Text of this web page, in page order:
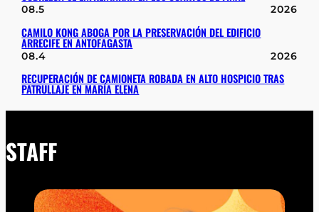
08.5 2026
CAMILO KONG ABOGA POR LA PRESERVACIÓN DEL EDIFICIO
ARRECIFE EN ANTOFAGASTA
08.4 2026
RECUPERACIÓN DE CAMIONETA ROBADA EN ALTO HOSPICIO TRAS
PATRULLAJE EN MARÍA ELENA
STAFF